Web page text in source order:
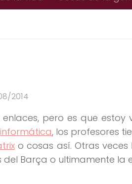
2014
pero es que estoy
informática, los profesores
o cosas así. Otras
Barça o ultimamente la